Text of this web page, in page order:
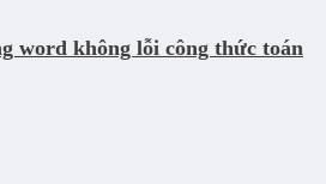
word không lỗi công thức toán